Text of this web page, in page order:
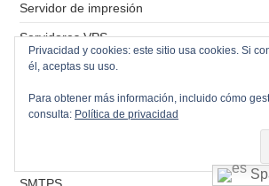
Servidor de impresión
Servidores VPS
Simbolo del sistema
Sistemas Operativos
Privacidad y cookies: este sitio usa cookies. Si
él, aceptas su uso.
Para obtener más información, incluido cómo
consulta: Política de privacidad